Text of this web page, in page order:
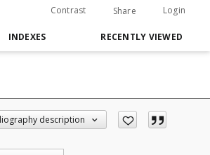
Contrast Share Login
INDEXES RECENTLY VIEWED
description